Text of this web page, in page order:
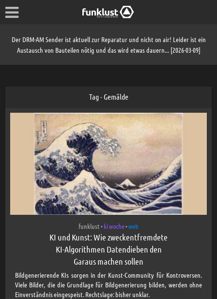
Der DRM-AM Sender ist aktuell zur Reparatur und nicht on air! Leider ist ein
Austausch von Bauteilen nötig und das wird etwas dauern... [2026-03-09]
Tag - Gemälde
funklust•ki woche•web
KI und Kunst: Wie zweckentfremdete
KI-Algorithmen Datendieben den
Garaus machen sollen
Bildgenerierende KIs sorgen in der Kunst-Community für Kontroversen.
Viele Bilder, die die Grundlage für Bildgenerierung bilden, werden ohne
Einverständnis eingespeist. Rechtslage: bisher unklar.